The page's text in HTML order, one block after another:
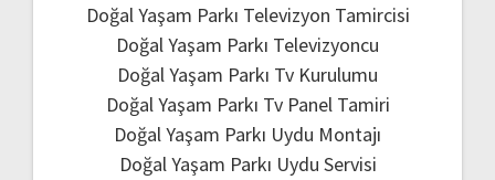
Doğal Yaşam Parkı Televizyon Tamircisi
Doğal Yaşam Parkı Televizyoncu
Doğal Yaşam Parkı Tv Kurulumu
Doğal Yaşam Parkı Tv Panel Tamiri
Doğal Yaşam Parkı Uydu Montajı
Doğal Yaşam Parkı Uydu Servisi